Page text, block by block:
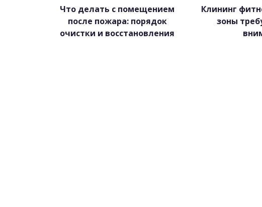
Что делать с помещением
после пожара: порядок
очистки и восстановления
Клининг
зоны